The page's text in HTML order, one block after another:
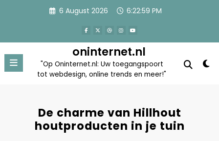
6 August 2026 6:23:00 PM
oninternet.nl
"Op Oninternet.nl: Uw toegangspoort
tot webdesign, online trends en meer!"
De charme van Hillhout
houtproducten in je tuin